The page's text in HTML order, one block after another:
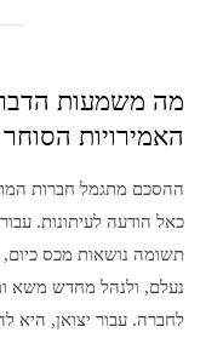
מה משמעות
האמירויות
ההסכם מתגמל חברות
כאל הודעה לעיתונות.
תשומה נושאות מכס
נעלם, ולנהל מחדש משא
לחברה. עבור יצואן, היא